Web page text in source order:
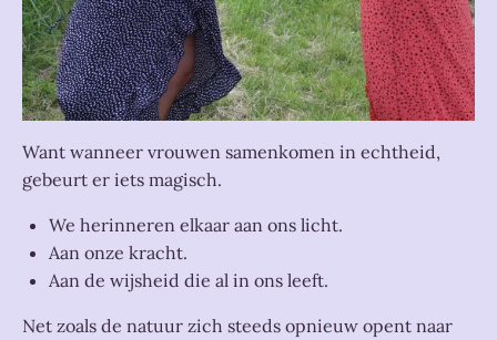
Want wanneer vrouwen samenkomen in echtheid,
gebeurt er iets magisch.
We herinneren elkaar aan ons licht.
Aan onze kracht.
Aan de wijsheid die al in ons leeft.
Net zoals de natuur zich steeds opnieuw opent naar